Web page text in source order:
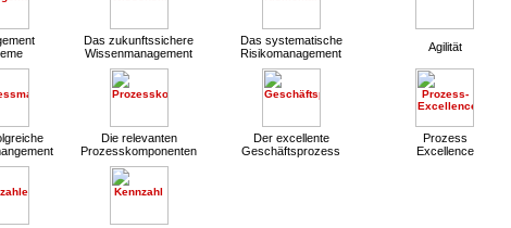
Das zukunftssichere
Wissenmanagement
Das systematische
Risikomanagement
Agilität
Die relevanten
Prozesskomponenten
Der excellente
Geschäftsprozess
Prozess
Excellence